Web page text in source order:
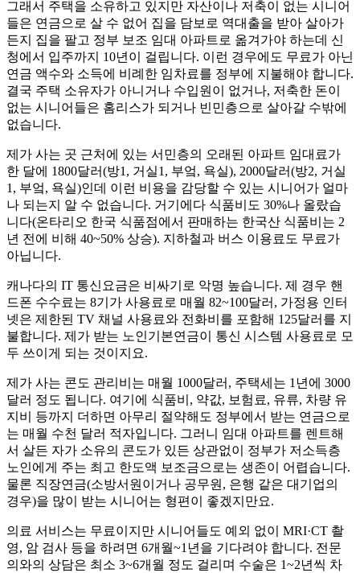
그래서 주택을 소유하고 있지만 자산이나 저축이 없는 시니어
들은 연금으로 살 수 없어 집을 담보로 역대출을 받아 살아가
든지 집을 팔고 정부 보조 임대 아파트로 옮겨가야 하는데 신
청에서 입주까지 10년이 걸립니다. 이런 경우에도 무료가 아닌
연금 액수와 소득에 비례한 임차료를 정부에 지불해야 합니다.
결국 주택 소유자가 아니거나 수입원이 없거나, 저축한 돈이
없는 시니어들은 홈리스가 되거나 빈민층으로 살아갈 수밖에
없습니다.
제가 사는 곳 근처에 있는 서민층의 오래된 아파트 임대료가
한 달에 1800달러(방1, 거실1, 부엌, 욕실), 2000달러(방2, 거실
1, 부엌, 욕실)인데 이런 비용을 감당할 수 있는 시니어가 얼마
나 되는지 알 수 없습니다. 거기에다 식품비도 30%나 올랐습
니다(온타리오 한국 식품점에서 판매하는 한국산 식품비는 2
년 전에 비해 40~50% 상승). 지하철과 버스 이용료도 무료가
아닙니다.
캐나다의 IT 통신요금은 비싸기로 악명 높습니다. 제 경우 핸
드폰 수수료는 8기가 사용료로 매월 82~100달러, 가정용 인터
넷은 제한된 TV 채널 사용료와 전화비를 포함해 125달러를 지
불합니다. 제가 받는 노인기본연금이 통신 시스템 사용료로 모
두 쓰이게 되는 것이지요.
제가 사는 콘도 관리비는 매월 1000달러, 주택세는 1년에 3000
달러 정도 됩니다. 여기에 식품비, 약값, 보험료, 유류, 차량 유
지비 등까지 더하면 아무리 절약해도 정부에서 받는 연금으로
는 매월 수천 달러 적자입니다. 그러니 임대 아파트를 렌트해
서 살든 자가 소유의 콘도가 있든 상관없이 정부가 저소득층
노인에게 주는 최고 한도액 보조금으로는 생존이 어렵습니다.
물론 직장연금(소방서원이거나 공무원, 은행 같은 대기업의
경우)을 많이 받는 시니어는 형편이 좋겠지만요.
의료 서비스는 무료이지만 시니어들도 예외 없이 MRI·CT 촬
영, 암 검사 등을 하려면 6개월~1년을 기다려야 합니다. 전문
의와의 상담은 최소 3~6개월 정도 걸리며 수술은 1~2년씩 차